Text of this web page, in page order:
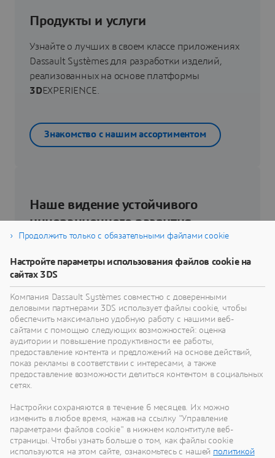
Продукты и услуги
Узнайте о лучших в своем классе приложениях
Dassault Systèmes для разработки изделий,
реализованных на основе платформы
3DEXPERIENCE.
Знакомство с нашим ассортиментом
Наше видение устойчивого
инновационного развития
помогут вам переосмыслить свои изделия,
процессы и даже бизнес-модели для
реализации радикально новых устойчивых
инноваций.
Перейти к устойчивому развитию
Наши последние новости
Смотрите все пресс-релизы и материалы для
Продолжить только с обязательными файлами cookie
Настройте параметры использования файлов cookie на
сайтах 3DS
Компания Dassault Systèmes совместно с доверенными
деловыми партнерами 3DS использует файлы cookie, чтобы
обеспечить максимально удобную работу с нашими веб-
сайтами с помощью следующих возможностей: оценка
аудитории и повышение продуктивности ее работы,
предоставление контента и предложений на основе действий,
показ рекламы в соответствии с интересами, а также
предоставление возможности делиться контентом в социальных
сетях.
Настройки сохраняются в течение 6 месяцев. Их можно
изменить в любое время, нажав на ссылку "Управление
параметрами файлов cookie" в нижнем колонтитуле веб-
страницы. Чтобы узнать больше о том, как файлы cookie
используются на этом сайте, ознакомьтесь с нашей политикой